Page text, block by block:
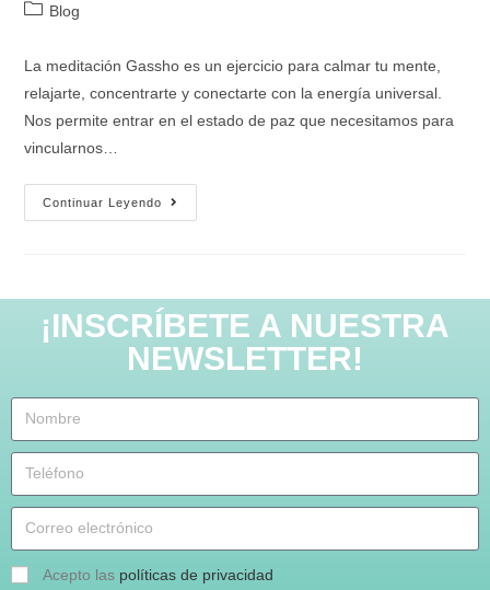
Blog
La meditación Gassho es un ejercicio para calmar tu mente,
relajarte, concentrarte y conectarte con la energía universal.
Nos permite entrar en el estado de paz que necesitamos para
vincularnos…
Continuar Leyendo
¡INSCRÍBETE A NUESTRA
NEWSLETTER!
Acepto las políticas de privacidad